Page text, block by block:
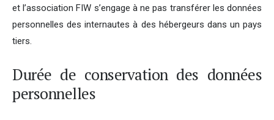
et l’association FIW s’engage à ne pas transférer les données
personnelles des internautes à des hébergeurs dans un pays
tiers.
Durée de conservation des données
personnelles